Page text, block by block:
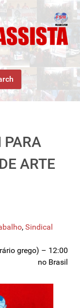
ARTE
, Sindical
grego) – 12:00
no Brasil